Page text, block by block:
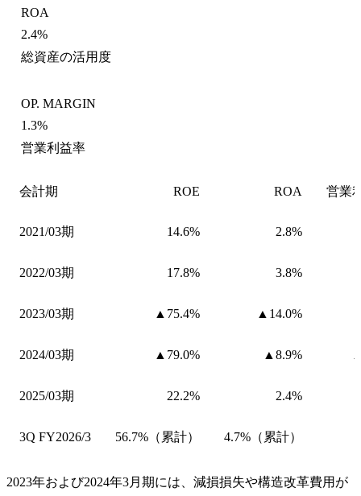
ROA
2.4%
総資産の活用度
OP. MARGIN
1.3%
営業利益率
会計期 ROE ROA 営業
2021/03期 14.6% 2.8%
2022/03期 17.8% 3.8%
2023/03期 ▲75.4% ▲14.0%
2024/03期 ▲79.0% ▲8.9%
2025/03期 22.2% 2.4%
3Q FY2026/3 56.7%（累計） 4.7%（累計）
2023年および2024年3月期には、減損損失や構造改革費用が